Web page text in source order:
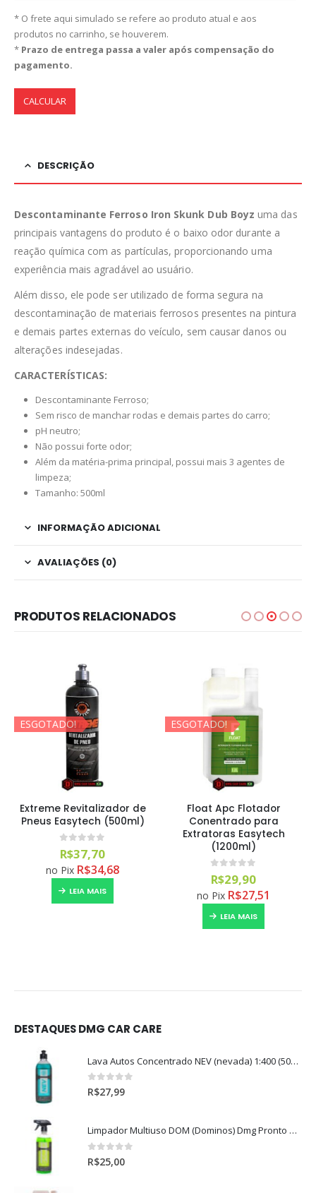
* O frete aqui simulado se refere ao produto atual e aos
produtos no carrinho, se houverem.
* Prazo de entrega passa a valer após compensação do
pagamento.
CALCULAR
DESCRIÇÃO
Descontaminante Ferroso Iron Skunk Dub Boyz uma das
principais vantagens do produto é o baixo odor durante a
reação química com as partículas, proporcionando uma
experiência mais agradável ao usuário.
Além disso, ele pode ser utilizado de forma segura na
descontaminação de materiais ferrosos presentes na pintura
e demais partes externas do veículo, sem causar danos ou
alterações indesejadas.
CARACTERÍSTICAS:
Descontaminante Ferroso;
Sem risco de manchar rodas e demais partes do carro;
pH neutro;
Não possui forte odor;
Além da matéria-prima principal, possui mais 3 agentes de
limpeza;
Tamanho: 500ml
INFORMAÇÃO ADICIONAL
AVALIAÇÕES (0)
PRODUTOS RELACIONADOS
ESGOTADO!
Extreme Revitalizador de
Pneus Easytech (500ml)
0 out of 5
R$37,70
no Pix R$34,68
LEIA MAIS
ESGOTADO!
Float Apc Flotador
Conentrado para
Extratoras Easytech
(1200ml)
0 out of 5
R$29,90
no Pix R$27,51
LEIA MAIS
DESTAQUES DMG CAR CARE
Lava Autos Concentrado NEV (nevada) 1:400 (500ml)
0out of 5
R$27,99
Limpador Multiuso DOM (Dominos) Dmg Pronto P/Uso (500ml)
0out of 5
R$25,00